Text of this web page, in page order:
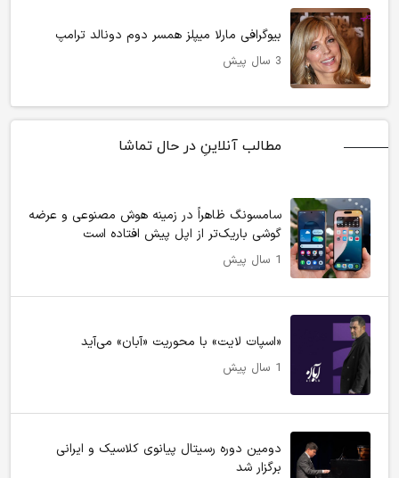
بیوگرافی مارلا میپلز همسر دوم دونالد ترامپ
3 سال پیش
مطالب آنلاینِ در حال تماشا
سامسونگ ظاهراً در زمینه هوش مصنوعی و عرضه
گوشی باریک‌تر از اپل پیش افتاده است
1 سال پیش
«اسپات لایت» با محوریت «آبان» می‌آید
1 سال پیش
دومین دوره رسیتال پیانوی کلاسیک و ایرانی
برگزار شد